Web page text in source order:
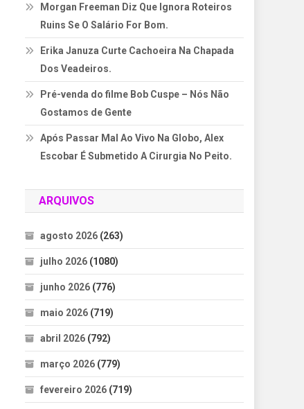
Morgan Freeman Diz Que Ignora Roteiros
Ruins Se O Salário For Bom.
Erika Januza Curte Cachoeira Na Chapada
Dos Veadeiros.
Pré-venda do filme Bob Cuspe – Nós Não
Gostamos de Gente
Após Passar Mal Ao Vivo Na Globo, Alex
Escobar É Submetido A Cirurgia No Peito.
ARQUIVOS
agosto 2026 (263)
julho 2026 (1080)
junho 2026 (776)
maio 2026 (719)
abril 2026 (792)
março 2026 (779)
fevereiro 2026 (719)